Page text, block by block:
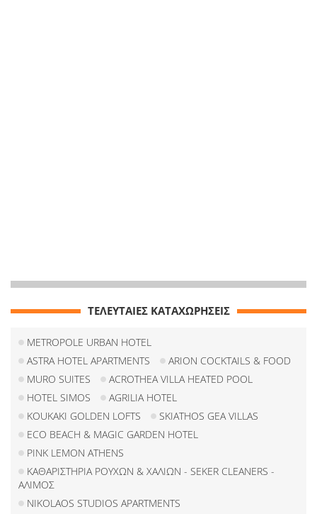
ΤΕΛΕΥΤΑΙΕΣ ΚΑΤΑΧΩΡΗΣΕΙΣ
METROPOLE URBAN HOTEL
ASTRA HOTEL APARTMENTS
ARION COCKTAILS & FOOD
MURO SUITES
ACROTHEA VILLA HEATED POOL
HOTEL SIMOS
AGRILIA HOTEL
KOUKAKI GOLDEN LOFTS
SKIATHOS GEA VILLAS
ECO BEACH & MAGIC GARDEN HOTEL
PINK LEMON ATHENS
ΚΑΘΑΡΙΣΤΗΡΙΑ ΡΟΥΧΩΝ & ΧΑΛΙΩΝ - SEKER CLEANERS -
ΑΛΙΜΟΣ
NIKOLAOS STUDIOS APARTMENTS